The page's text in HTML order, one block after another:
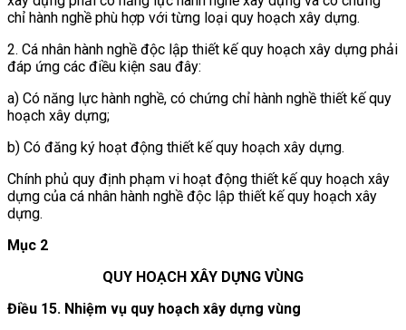
chỉ hành nghề phù hợp với từng loại quy hoạch xây dựng.
2. Cá nhân hành nghề độc lập thiết kế quy hoạch xây dựng phải
đáp ứng các điều kiện sau đây:
a) Có năng lực hành nghề, có chứng chỉ hành nghề thiết kế quy
hoạch xây dựng;
b) Có đăng ký hoạt động thiết kế quy hoạch xây dựng.
Chính phủ quy định phạm vi hoạt động thiết kế quy hoạch xây
dựng của cá nhân hành nghề độc lập thiết kế quy hoạch xây
dựng.
Mục 2
QUY HOẠCH XÂY DỰNG VÙNG
Điều 15. Nhiệm vụ quy hoạch xây dựng vùng